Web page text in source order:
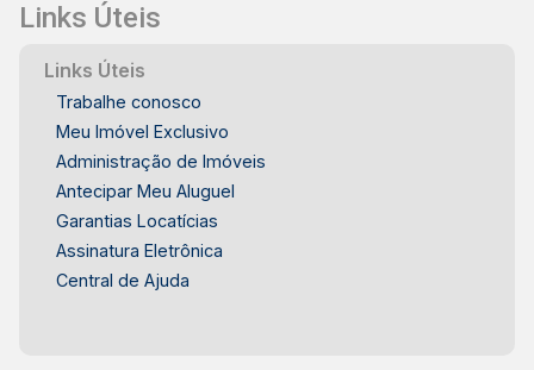
Links Úteis
Links Úteis
Trabalhe conosco
Meu Imóvel Exclusivo
Administração de Imóveis
Antecipar Meu Aluguel
Garantias Locatícias
Assinatura Eletrônica
Central de Ajuda